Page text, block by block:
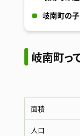
岐南町の
岐南町っ
面積
人口